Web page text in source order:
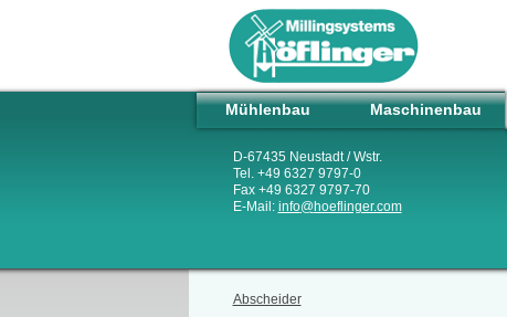
D-67435 Neustadt / Wstr.
Tel. +49 6327 9797-0
Fax +49 6327 9797-70
E-Mail: info@hoeflinger.com
Mühlenbau Maschinenbau
Abscheider